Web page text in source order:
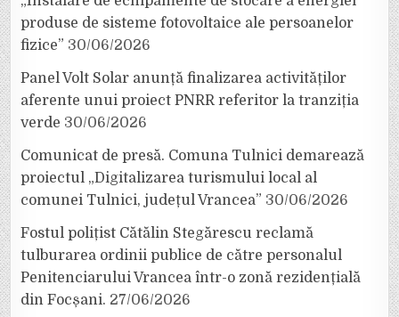
produse de sisteme fotovoltaice ale persoanelor
fizice” 30/06/2026
Panel Volt Solar anunță finalizarea activităților
aferente unui proiect PNRR referitor la tranziția
verde 30/06/2026
Comunicat de presă. Comuna Tulnici demarează
proiectul „Digitalizarea turismului local al
comunei Tulnici, județul Vrancea” 30/06/2026
Fostul polițist Cătălin Stegărescu reclamă
tulburarea ordinii publice de către personalul
Penitenciarului Vrancea într-o zonă rezidențială
din Focșani. 27/06/2026